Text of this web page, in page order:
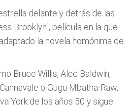
delante y detrás de las
Brooklyn", película en la que
la novela homónima de
Bruce Willis, Alec Baldwin,
o Gugu Mbatha-Raw,
York de los años 50 y sigue